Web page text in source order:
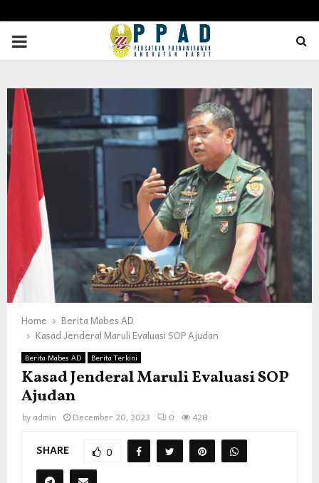
PRIMARY
Home
Berita Mabes AD
Kasad Jenderal Maruli Evaluasi SOP Ajudan
Berita Mabes AD Berita Terkini
Kasad Jenderal Maruli Evaluasi SOP
Ajudan
by admin December 20, 2023 0 428
SHARE 0